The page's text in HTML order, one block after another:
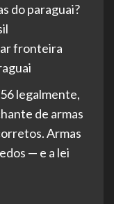
do paraguai?
fronteira
legalmente,
de armas
Armas
— e a lei